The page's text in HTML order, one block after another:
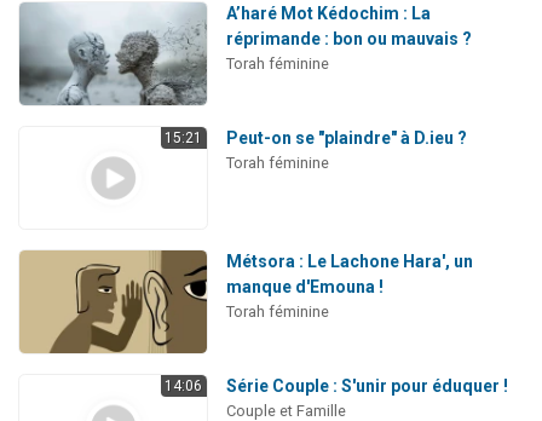
A’haré Mot Kédochim : La
réprimande : bon ou mauvais ?
Torah féminine
15:21 Peut-on se "plaindre" à D.ieu ?
Torah féminine
Métsora : Le Lachone Hara', un
manque d'Emouna !
Torah féminine
14:06 Série Couple : S'unir pour éduquer !
Couple et Famille